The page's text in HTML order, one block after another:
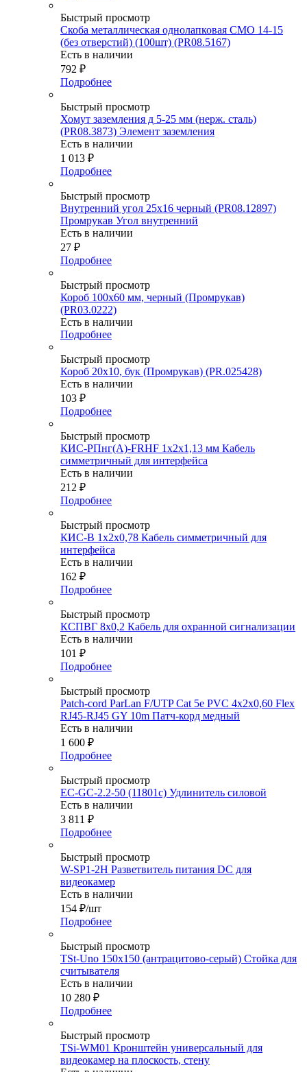
Быстрый просмотр
Скоба металлическая однолапковая СМО 14-15
(без отверстий) (100шт) (PR08.5167)
Есть в наличии
792 ₽
Подробнее
Быстрый просмотр
Хомут заземления д 5-25 мм (нерж. сталь)
(PR08.3873) Элемент заземления
Есть в наличии
1 013 ₽
Подробнее
Быстрый просмотр
Внутренний угол 25х16 черный (PR08.12897)
Промрукав Угол внутренний
Есть в наличии
27 ₽
Подробнее
Быстрый просмотр
Короб 100х60 мм, черный (Промрукав)
(PR03.0222)
Есть в наличии
Подробнее
Быстрый просмотр
Короб 20х10, бук (Промрукав) (PR.025428)
Есть в наличии
103 ₽
Подробнее
Быстрый просмотр
КИС-РПнг(А)-FRHF 1х2х1,13 мм Кабель
симметричный для интерфейса
Есть в наличии
212 ₽
Подробнее
Быстрый просмотр
КИС-В 1х2х0,78 Кабель симметричный для
интерфейса
Есть в наличии
162 ₽
Подробнее
Быстрый просмотр
КСПВГ 8х0,2 Кабель для охранной сигнализации
Есть в наличии
101 ₽
Подробнее
Быстрый просмотр
Patch-cord ParLan F/UTP Cat 5e PVC 4х2х0,60 Flex
RJ45-RJ45 GY 10m Патч-корд медный
Есть в наличии
1 600 ₽
Подробнее
Быстрый просмотр
EC-GC-2.2-50 (11801c) Удлинитель силовой
Есть в наличии
3 811 ₽
Подробнее
Быстрый просмотр
W-SP1-2H Разветвитель питания DC для
видеокамер
Есть в наличии
154 ₽/шт
Подробнее
Быстрый просмотр
TSt-Uno 150x150 (антрацитово-серый) Стойка для
считывателя
Есть в наличии
10 280 ₽
Подробнее
Быстрый просмотр
TSi-WM01 Кронштейн универсальный для
видеокамер на плоскость, стену